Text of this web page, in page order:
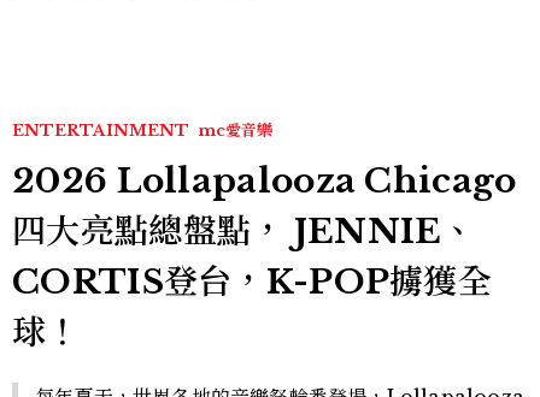
ENTERTAINMENT mc愛音樂
2026 Lollapalooza Chicago
四大亮點總盤點， JENNIE、
CORTIS登台，K-POP擄獲全
球！